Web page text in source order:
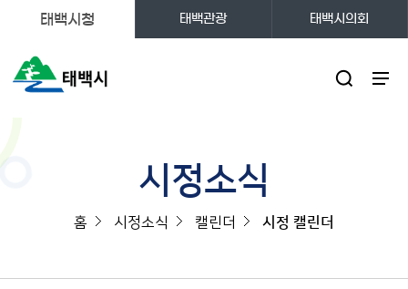
태백시청 태백관광 태백시의회
시정소식
홈 시정소식 캘린더 시정 캘린더